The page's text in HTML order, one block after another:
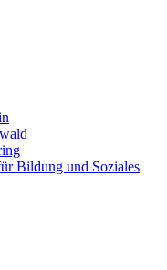
Bildung und Soziales